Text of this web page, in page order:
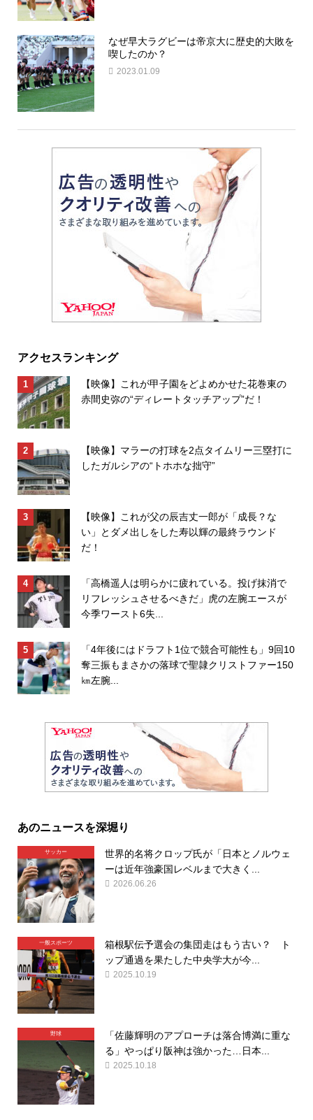
なぜ早大ラグビーは帝京大に歴史的大敗を
喫したのか？
2023.01.09
アクセスランキング
【映像】これが甲子園をどよめかせた花巻東の
赤間史弥の“ディレートタッチアップ”だ！
【映像】マラーの打球を2点タイムリー三塁打に
したガルシアの“トホホな拙守”
【映像】これが父の辰吉丈一郎が「成長？な
い」とダメ出しをした寿以輝の最終ラウンド
だ！
「高橋遥人は明らかに疲れている。投げ抹消で
リフレッシュさせるべきだ」虎の左腕エースが
今季ワースト6失...
「4年後にはドラフト1位で競合可能性も」9回10
奪三振もまさかの落球で聖隷クリストファー150
㎞左腕...
あのニュースを深堀り
サッカー
世界的名将クロップ氏が「日本とノルウェ
ーは近年強豪国レベルまで大きく...
2026.06.26
一般スポーツ
箱根駅伝予選会の集団走はもう古い？ ト
ップ通過を果たした中央学大が今...
2025.10.19
野球
「佐藤輝明のアプローチは落合博満に重な
る」やっぱり阪神は強かった…日本...
2025.10.18